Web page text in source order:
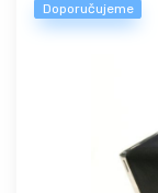
Doporučujeme